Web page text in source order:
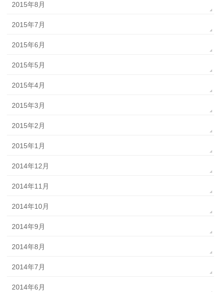
2015年8月
2015年7月
2015年6月
2015年5月
2015年4月
2015年3月
2015年2月
2015年1月
2014年12月
2014年11月
2014年10月
2014年9月
2014年8月
2014年7月
2014年6月